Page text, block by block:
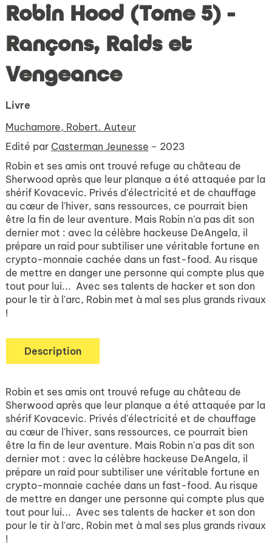
Robin Hood (Tome 5) -
Rançons, Raids et
Vengeance
Livre
Muchamore, Robert. Auteur
Edité par Casterman Jeunesse - 2023
Robin et ses amis ont trouvé refuge au château de
Sherwood après que leur planque a été attaquée par la
shérif Kovacevic. Privés d'électricité et de chauffage
au cœur de l'hiver, sans ressources, ce pourrait bien
être la fin de leur aventure. Mais Robin n'a pas dit son
dernier mot : avec la célèbre hackeuse DeAngela, il
prépare un raid pour subtiliser une véritable fortune en
crypto-monnaie cachée dans un fast-food. Au risque
de mettre en danger une personne qui compte plus que
tout pour lui... Avec ses talents de hacker et son don
pour le tir à l'arc, Robin met à mal ses plus grands rivaux
!
Description
Robin et ses amis ont trouvé refuge au château de
Sherwood après que leur planque a été attaquée par la
shérif Kovacevic. Privés d'électricité et de chauffage
au cœur de l'hiver, sans ressources, ce pourrait bien
être la fin de leur aventure. Mais Robin n'a pas dit son
dernier mot : avec la célèbre hackeuse DeAngela, il
prépare un raid pour subtiliser une véritable fortune en
crypto-monnaie cachée dans un fast-food. Au risque
de mettre en danger une personne qui compte plus que
tout pour lui... Avec ses talents de hacker et son don
pour le tir à l'arc, Robin met à mal ses plus grands rivaux
!